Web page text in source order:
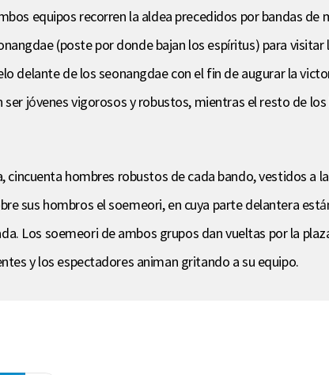
equipos recorren la aldea precedidos por bandas
(poste por donde bajan los espíritus) para visitar
delante de los seonangdae con el fin de augurar la
jóvenes vigorosos y robustos, mientras el resto de
hombres robustos de cada bando, vestidos a
sus hombros el soemeori, en cuya parte delantera
Los soemeori de ambos grupos dan vueltas por la
y los espectadores animan gritando a su equipo.